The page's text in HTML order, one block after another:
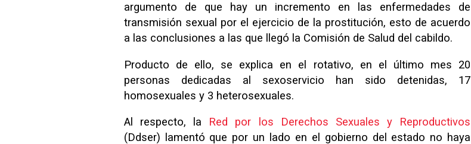
argumento de que hay un incremento en las enfermedades de
transmisión sexual por el ejercicio de la prostitución, esto de acuerdo
a las conclusiones a las que llegó la Comisión de Salud del cabildo.
Producto de ello, se explica en el rotativo, en el último mes 20
personas dedicadas al sexoservicio han sido detenidas, 17
homosexuales y 3 heterosexuales.
Al respecto, la Red por los Derechos Sexuales y Reproductivos
(Ddser) lamentó que por un lado en el gobierno del estado no haya